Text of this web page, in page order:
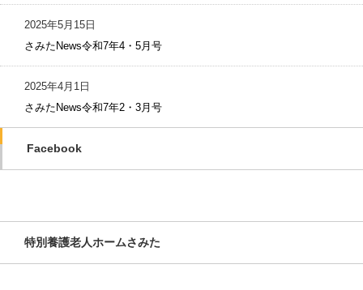
2025年5月15日
さみたNews令和7年4・5月号
2025年4月1日
さみたNews令和7年2・3月号
Facebook
特別養護老人ホームさみた